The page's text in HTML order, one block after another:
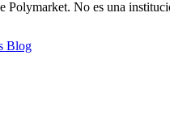
Blog
No es una